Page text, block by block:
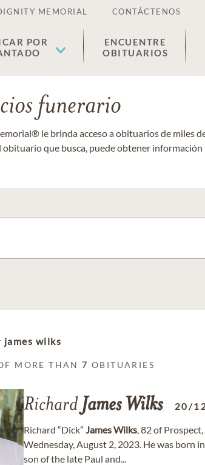
MEMORIAL CONTÁCTENOS
POR
ENCUENTRE
OBITUARIOS
funerario
le brinda acceso a obituarios de miles
que busca, puede obtener
james wilks
MORE THAN7 OBITUARIES
Richard James Wilks 20/
Richard “Dick” JamesWilks, 82 of
Wednesday, August 2, 2023. He was born
son of the late Paul and...